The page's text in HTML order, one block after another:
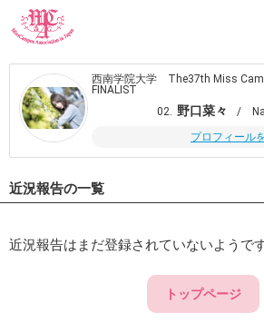
西南学院大学 The37th Miss
FINALIST
02. 野口菜々
/
プロフィール
近況報告の一覧
近況報告はまだ登録されていないようです
トップページ